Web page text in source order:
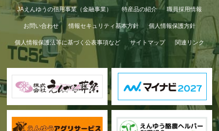
JAえんゆうの信用事業（金融事業） 特産品の紹介 職員採用情報
お問い合わせ 情報セキュリティ基本方針 個人情報保護方針
個人情報保護法等に基づく公表事項など サイトマップ 関連リンク